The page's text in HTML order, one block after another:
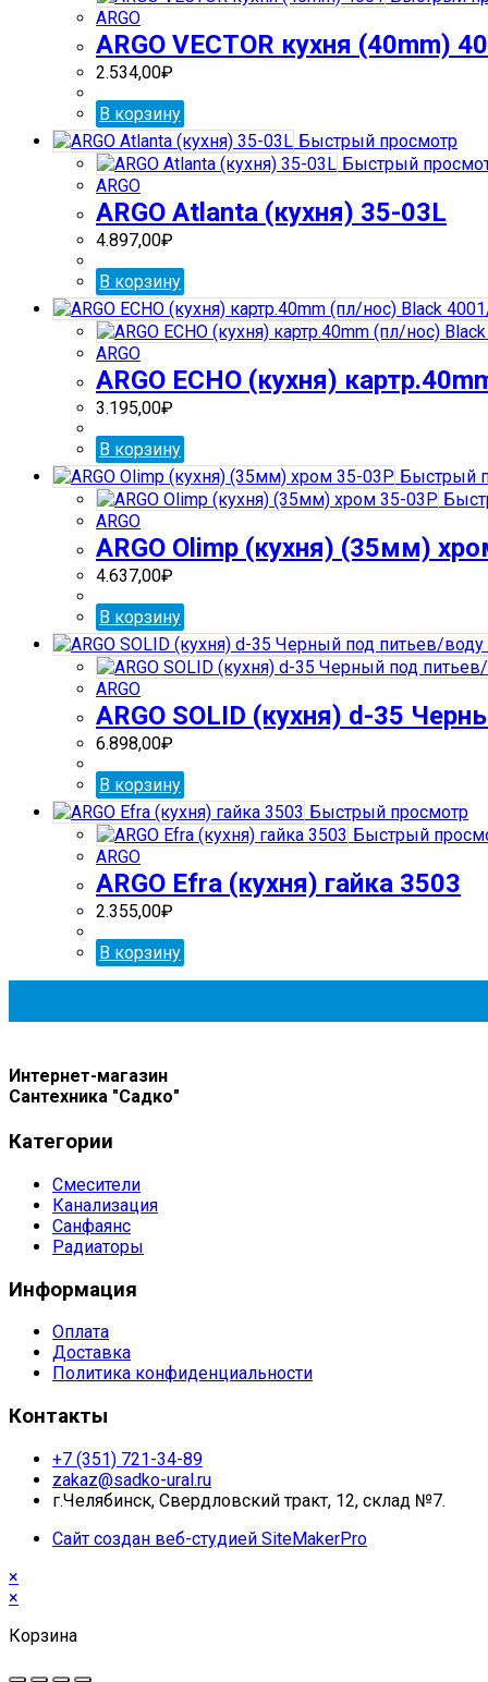
ARGO
ARGO VECTOR кухня (40mm)
2.534,00₽
В корзину
Быстрый просмотр
Быстрый
ARGO
ARGO Atlanta (кухня) 35-03L
4.897,00₽
В корзину
ARGO
ARGO ECHO (кухня)
3.195,00₽
В корзину
Быстрый
ARGO
ARGO Olimp (кухня) (35мм)
4.637,00₽
В корзину
ARGO
ARGO SOLID (кухня) d-35
6.898,00₽
В корзину
Быстрый просмотр
Быстрый
ARGO
ARGO Efra (кухня) гайка 3503
2.355,00₽
В корзину
Интернет-магазин
Сантехника "Садко"
Категории
Смесители
Канализация
Санфаянс
Радиаторы
Информация
Оплата
Доставка
Политика конфиденциальности
Контакты
+7 (351) 721-34-89
zakaz@sadko-ural.ru
г.Челябинск, Свердловский тракт, 12, склад №7.
Сайт создан веб-студией SiteMakerPro
×
×
Корзина